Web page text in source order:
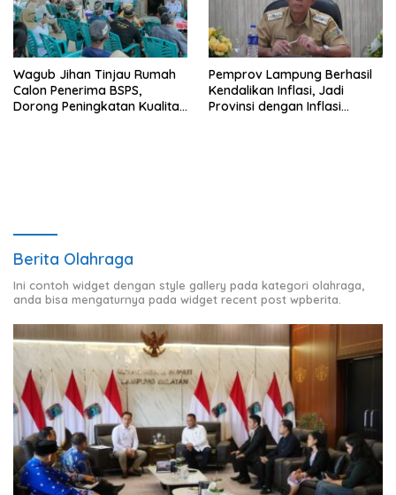
Wagub Jihan Tinjau Rumah
Calon Penerima BSPS,
Dorong Peningkatan Kualitas
Pemprov Lampung Berhasil
Kendalikan Inflasi, Jadi
Provinsi dengan Inflasi
Berita Olahraga
Ini contoh widget dengan style gallery pada kategori olahraga,
anda bisa mengaturnya pada widget recent post wpberita.